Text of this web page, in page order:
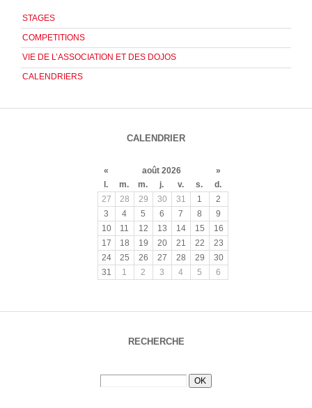
STAGES
COMPETITIONS
VIE DE L’ASSOCIATION ET DES DOJOS
CALENDRIERS
CALENDRIER
« août 2026
»
l.
m. m. j. v. s.
d.
27
28 29 30 31 1
2
3
4 5 6 7 8
9
10
11 12 13 14 15
16
17
18 19 20 21 22
23
24
25 26 27 28 29
30
31
1 2 3 4 5 6
RECHERCHE